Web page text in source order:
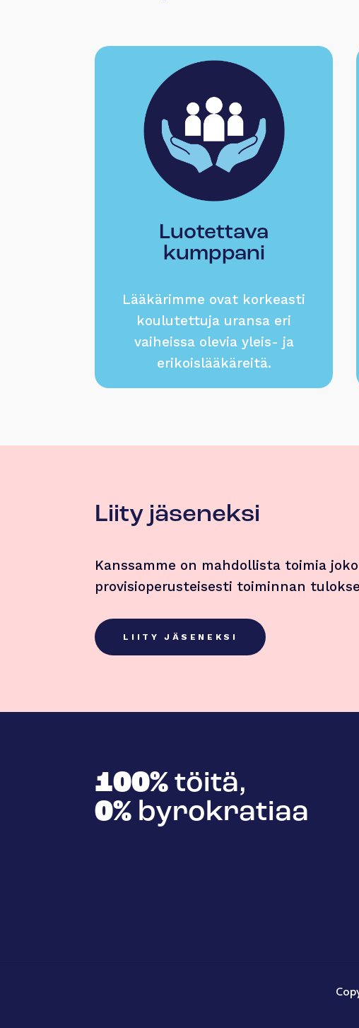
Luotettava
kumppani
Lääkärimme ovat korkeasti
koulutettuja uransa eri
vaiheissa olevia yleis- ja
erikoislääkäreitä.
Liity jäseneksi
Kanssamme on mahdollista toimia
provisioperusteisesti toiminnan
LIITY JÄSENEKSI
100% töitä,
0% byrokratiaa